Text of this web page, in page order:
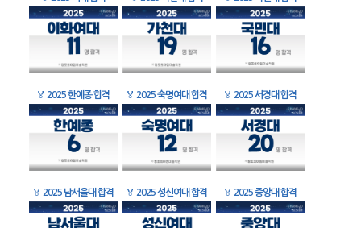
🏅 2025 한예종 합격 🏅 2025 숙명여대 합격 🏅 2025 서경대 합격
🏅 2025 남서울대 합격 🏅 2025 성신여대 합격 🏅 2025 중앙대 합격